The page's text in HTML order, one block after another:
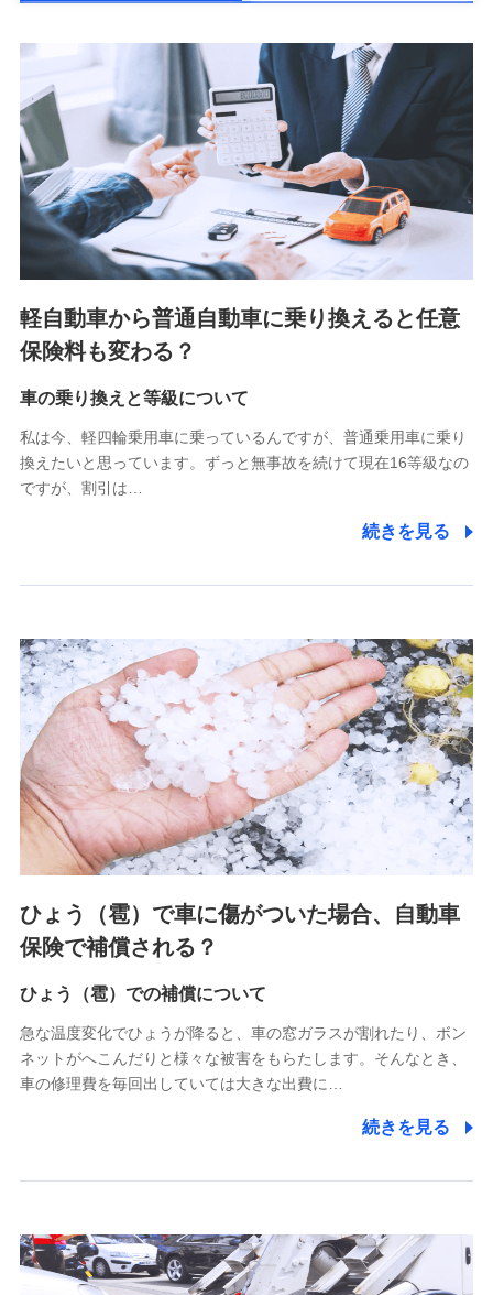
■少額短期保険
株式会社アシロ少額短期保険 (https://kailash.co.jp/)
SBIいきいき少額短期保険会社 (https://www.i-
sedai.com/)
SBIペット少額短期保険株式会社 (https://www.sbipet-
ssi.co.jp/)
SBIリスタ少額短期保険会社
(https://www.jishin.co.jp/)
スマートプラス少額短期保険株式会社
チューリッヒ少額短期保険株式会社
(https://www.zurichssi.co.jp/)
(https://www.tokiomarine-x.co.jp/)
(https://pshoken.co.jp/)
リトルファミリー少額短期保険株式会社
(https://www.littlefamily-ssi.com/)
郵便、電話、およびＥメール等により、当社と取引のあるも
た維持管理等の委託業務遂行のため、またそれらに付帯、関
連する当社および提携会社のサービスを案内、提供するため
（なお、当社は複数の保険会社と取引があり、取得した個人
情報を取引のある他の保険会社の商品・サービスをご提案す
るために利用させていただくことがあります。）
上記に係る連絡・手続き・管理等付帯業務を行うため
3.セミナー募集サイトから取得した個人情報
各種セミナーの案内、開催のため
上記に係る連絡・手続き・管理等付帯業務を行うため
4.家族・友達紹介にて取得した個人情報
被紹介者への連絡、及び当社と取引のあるもしくは委託を受
けている保険会社・提携会社の保険その他に関する情報を提
供し、金融商品等の契約を勧奨するため
アンケートやキャンペーン等の実施のため
上記に係る連絡・手続き・管理等付帯業務を行うため
5.通話録音にて取得する情報
7.社員（従業者）の個人情報
人事･勤怠･健康・労務等の管理、給与支給、福利厚生・採用
軽自動車から普通自動車に乗り換えると任意
保険料も変わる？
車の乗り換えと等級について
私は今、軽四輪乗用車に乗っているんですが、普通乗用車に乗り
換えたいと思っています。ずっと無事故を続けて現在16等級なの
ですが、割引は…
続きを見る
ひょう（雹）で車に傷がついた場合、自動車
保険で補償される？
ひょう（雹）での補償について
急な温度変化でひょうが降ると、車の窓ガラスが割れたり、ボン
ネットがへこんだりと様々な被害をもらたします。そんなとき、
車の修理費を毎回出していては大きな出費に…
続きを見る